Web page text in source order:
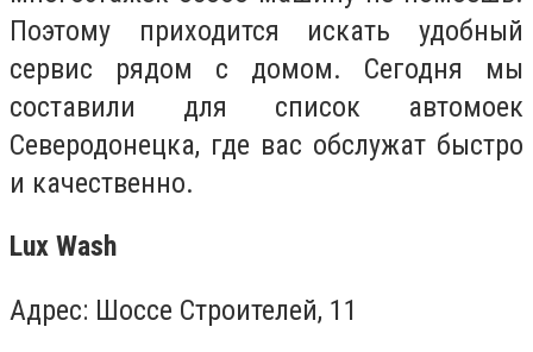
Поэтому приходится искать удобный
сервис рядом с домом. Сегодня мы
составили для список автомоек
Северодонецка, где вас обслужат быстро
и качественно.
Lux Wash
Адрес: Шоссе Строителей, 11